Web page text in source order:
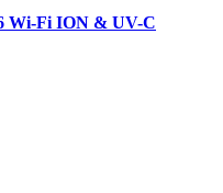
Wi-Fi ION & UV-C